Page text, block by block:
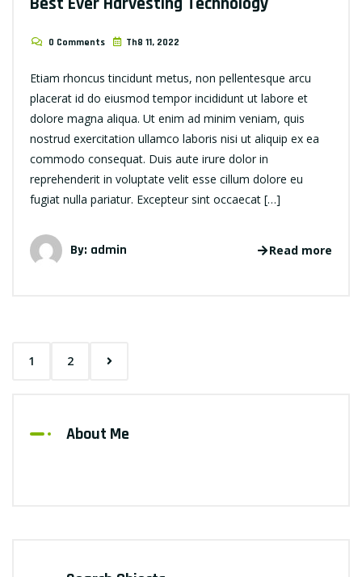
0 Comments Th8 11, 2022
Etiam rhoncus tincidunt metus, non pellentesque arcu
placerat id do eiusmod tempor incididunt ut labore et
dolore magna aliqua. Ut enim ad minim veniam, quis
nostrud exercitation ullamco laboris nisi ut aliquip ex ea
commodo consequat. Duis aute irure dolor in
reprehenderit in voluptate velit esse cillum dolore eu
fugiat nulla pariatur. Excepteur sint occaecat […]
By: admin Read more
1 2
About Me